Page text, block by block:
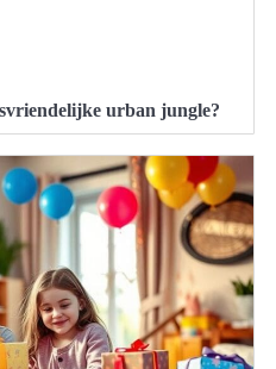
urban jungle?